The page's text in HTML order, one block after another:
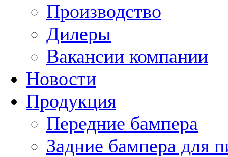
Производство
Дилеры
Вакансии компании
Новости
Продукция
Передние бампера
Задние бампера для